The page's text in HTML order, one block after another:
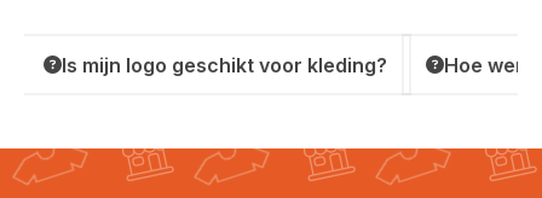
Is mijn logo geschikt voor kleding? Hoe